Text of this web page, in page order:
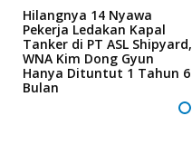
Hilangnya 14 Nyawa
Pekerja Ledakan Kapal
Tanker di PT ASL Shipyard,
WNA Kim Dong Gyun
Hanya Dituntut 1 Tahun 6
Bulan